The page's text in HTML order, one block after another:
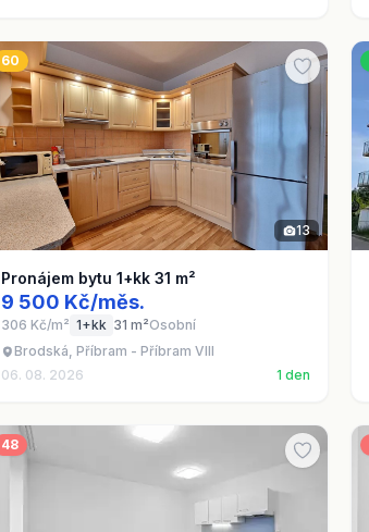
60
13
Pronájem bytu 1+kk 31 m²
9 500 Kč/měs.
306 Kč/m² 1+kk 31 m²Osobní
Brodská, Příbram - Příbram VIII
06. 08. 2026
1 den
48